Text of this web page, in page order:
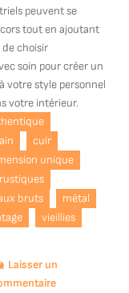
peuvent se
tout en ajoutant
choisir
soin pour créer un
votre style personnel
votre intérieur.
cuir
unique
bruts
métal
vieillies
Laisser un
sur